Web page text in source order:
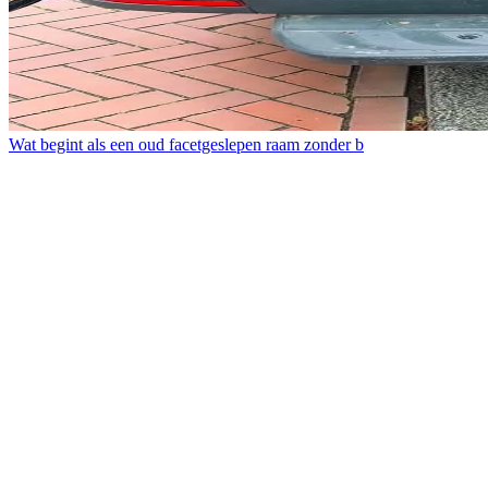
Wat begint als een oud facetgeslepen raam zonder b